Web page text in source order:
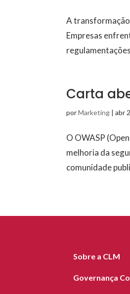
A
Empresas
Carta
porMarketing |abr
O OWASP
melhoria da
comunidade
Sobre a CLM
Governança